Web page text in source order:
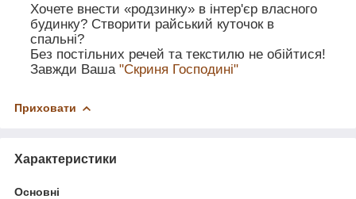
Хочете внести «родзинку» в інтер'єр власного
будинку? Створити райський куточок в
спальні?
Без постільних речей та текстилю не обійтися!
Завжди Ваша "Скриня Господині"
Приховати
Характеристики
Основні